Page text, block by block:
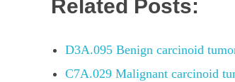
Related Posts:
D3A.095 Benign carcinoid
C7A.029 Malignant carcinoid